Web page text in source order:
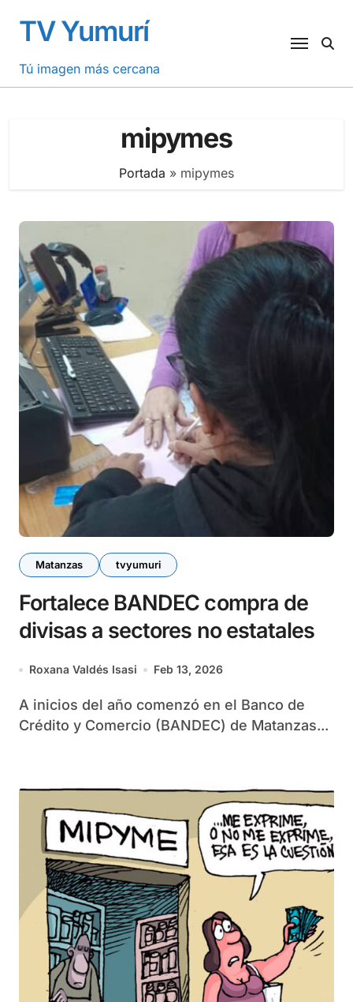
contenido
TV Yumurí
Tú imagen más cercana
mipymes
Portada » mipymes
Matanzas tvyumuri
Fortalece BANDEC compra de
divisas a sectores no estatales
Roxana Valdés Isasi Feb 13, 2026
A inicios del año comenzó en el Banco de
Crédito y Comercio (BANDEC) de Matanzas...